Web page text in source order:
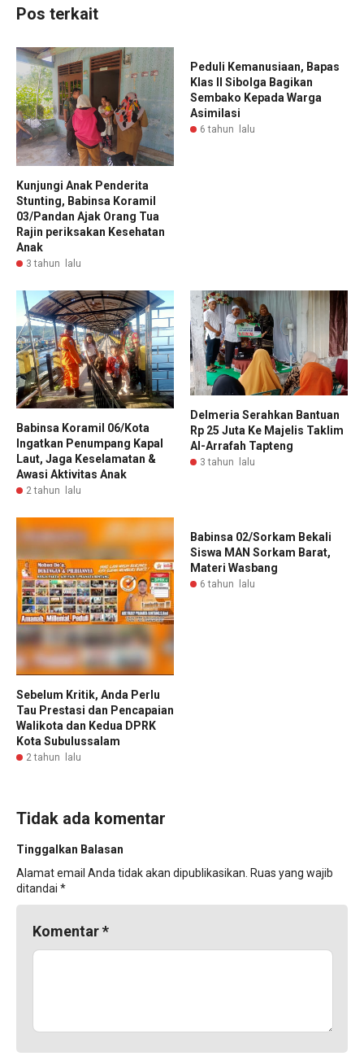
Pos terkait
Kunjungi Anak Penderita
Stunting, Babinsa Koramil
03/Pandan Ajak Orang Tua
Rajin periksakan Kesehatan
Anak
3 tahun lalu
Peduli Kemanusiaan, Bapas
Klas II Sibolga Bagikan
Sembako Kepada Warga
Asimilasi
6 tahun lalu
Babinsa Koramil 06/Kota
Ingatkan Penumpang Kapal
Laut, Jaga Keselamatan &
Awasi Aktivitas Anak
2 tahun lalu
Delmeria Serahkan Bantuan
Rp 25 Juta Ke Majelis Taklim
Al-Arrafah Tapteng
3 tahun lalu
Sebelum Kritik, Anda Perlu
Tau Prestasi dan Pencapaian
Walikota dan Kedua DPRK
Kota Subulussalam
2 tahun lalu
Babinsa 02/Sorkam Bekali
Siswa MAN Sorkam Barat,
Materi Wasbang
6 tahun lalu
Tidak ada komentar
Tinggalkan Balasan
Alamat email Anda tidak akan dipublikasikan. Ruas yang wajib
ditandai *
Komentar*